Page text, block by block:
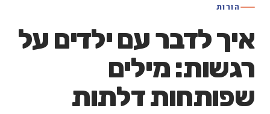
הורות
איך לדבר עם ילדים על
רגשות: מילים
שפותחות דלתות